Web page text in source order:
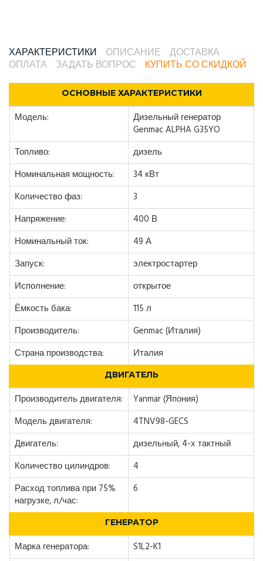
ХАРАКТЕРИСТИКИ ОПИСАНИЕ
ДОСТАВКА
ОПЛАТА
ЗАДАТЬ ВОПРОС КУПИТЬ СО СКИДКОЙ
ОСНОВНЫЕ ХАРАКТЕРИСТИКИ
Модель:
Дизельный генератор
Genmac ALPHA G35YO
Топливо:
дизель
Номинальная мощность:
34 кВт
Количество фаз:
3
Напряжение:
400 В
Номинальный ток:
49 А
Запуск:
электростартер
Исполнение:
открытое
Ёмкость бака:
115 л
Производитель:
Genmac (Италия)
Страна производства:
Италия
ДВИГАТЕЛЬ
Производитель двигателя:
Yanmar (Япония)
Модель двигателя:
4TNV98-GECS
Двигатель:
дизельный, 4-х тактный
Количество цилиндров:
4
Расход топлива при 75%
нагрузке, л/час:
6
ГЕНЕРАТОР
Марка генератора:
S1L2-K1